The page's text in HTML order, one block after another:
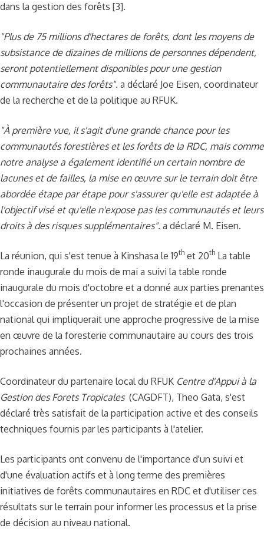
dans la gestion des forêts [3].
"Plus de 75 millions d'hectares de forêts, dont les moyens de
subsistance de dizaines de millions de personnes dépendent,
seront potentiellement disponibles pour une gestion
communautaire des forêts". a déclaré Joe Eisen, coordinateur
de la recherche et de la politique au RFUK.
"À première vue, il s'agit d'une grande chance pour les
communautés forestières et les forêts de la RDC, mais comme
notre analyse a également identifié un certain nombre de
lacunes et de failles, la mise en œuvre sur le terrain doit être
abordée étape par étape pour s'assurer qu'elle est adaptée à
l'objectif visé et qu'elle n'expose pas les communautés et leurs
droits à des risques supplémentaires". a déclaré M. Eisen.
La réunion, qui s'est tenue à Kinshasa le 19th et 20th La table
ronde inaugurale du mois de mai a suivi la table ronde
inaugurale du mois d'octobre et a donné aux parties prenantes
l'occasion de présenter un projet de stratégie et de plan
national qui impliquerait une approche progressive de la mise
en œuvre de la foresterie communautaire au cours des trois
prochaines années.
Coordinateur du partenaire local du RFUK Centre d'Appui à la
Gestion des Forets Tropicales(CAGDFT), Theo Gata, s'est
déclaré très satisfait de la participation active et des conseils
techniques fournis par les participants à l'atelier.
Les participants ont convenu de l'importance d'un suivi et
d'une évaluation actifs et à long terme des premières
initiatives de forêts communautaires en RDC et d'utiliser ces
résultats sur le terrain pour informer les processus et la prise
de décision au niveau national.